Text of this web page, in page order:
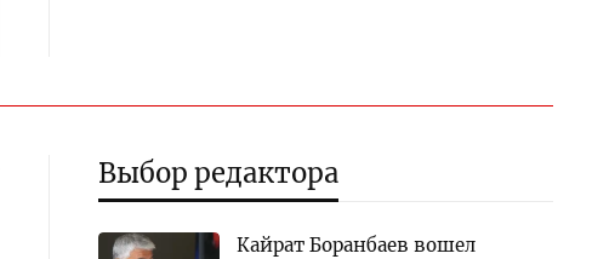
Выбор редактора
Кайрат Боранбаев вошел